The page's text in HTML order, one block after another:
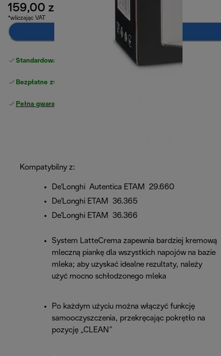
159,00 zł
*wliczając VAT
Dodaj do koszyka
Standardowa bezpłatna dostawa powyżej 210 zł
Bezpłatne zwroty
Pełna gwarancja producenta
Kompatybilny z:
De'Longhi Autentica ETAM 29.660
De'Longhi ETAM 36.365
De'Longhi ETAM 36.366
System LatteCrema zapewnia bardziej kremową
mleczną piankę dla wszystkich napojów na bazie
mleka; aby uzyskać idealne rezultaty, należy
użyć mocno schłodzonego mleka
Po każdym użyciu można włączyć funkcję
samooczyszczenia, przekręcając pokrętło na
pozycję „CLEAN”